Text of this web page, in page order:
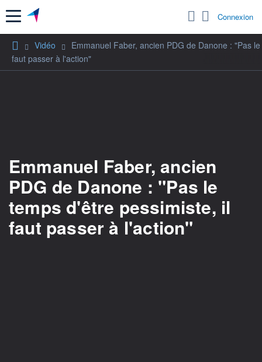
Menu Connexion
Vidéo
Emmanuel Faber, ancien PDG de Danone : "Pas
faut passer à l'action"
Emmanuel Faber, ancien
PDG de Danone : "Pas le
temps d'être pessimiste, il
faut passer à l'action"